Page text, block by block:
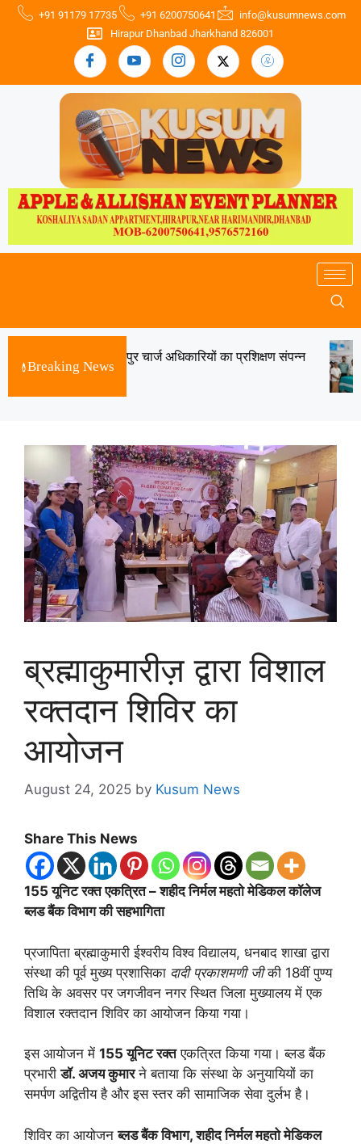
+91 91179 17735 +91 6200750641
info@kusumnews.com
Hirapur Dhanbad Jharkhand 826001
Breaking News
तोपचांची एवं बलियापुर चार्ज अधिकारियों का प्रशिक्षण संपन्न
August 7, 2026
ब्रह्माकुमारीज़ द्वारा विशाल
रक्तदान शिविर का
आयोजन
August 24, 2025 by Kusum News
Share This News
155 यूनिट रक्त एकत्रित – शहीद निर्मल महतो मेडिकल कॉलेज
ब्लड बैंक विभाग की सहभागिता
प्रजापिता ब्रह्माकुमारी ईश्वरीय विश्व विद्यालय, धनबाद शाखा द्वारा
संस्था की पूर्व मुख्य प्रशासिका दादी प्रकाशमणी जीकी 18वीं पुण्य
तिथि के अवसर पर जगजीवन नगर स्थित जिला मुख्यालय में एक
विशाल रक्तदान शिविर का आयोजन किया गया।
इस आयोजन में 155 यूनिट रक्तएकत्रित किया गया। ब्लड बैंक
प्रभारीडॉ. अजय कुमारने बताया कि संस्था के अनुयायियों का
समर्पण अद्वितीय है और इस स्तर की सामाजिक सेवा दुर्लभ है।
शिविर का आयोजनब्लड बैंक विभाग, शहीद निर्मल महतो मेडिकल